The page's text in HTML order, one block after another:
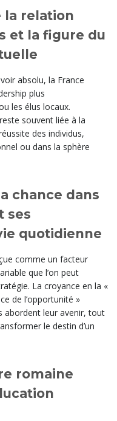
la relation
et la figure du
absolu, la France
plus
les élus locaux.
souvent liée à la
des individus,
ou dans la sphère
chance dans
ses
quotidienne
comme un facteur
que l’on peut
La croyance en la «
de l’opportunité »
abordent leur avenir, tout
le destin d’un
romaine